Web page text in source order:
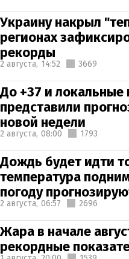
Украину накрыл
регионах
рекорды
2 августа, 14:52 3669
До +37 и локальные
представили
новой недели
2 августа, 08:00 1793
Дождь будет идти
температура
погоду
2 августа, 06:57 2696
Жара в начале
рекордные